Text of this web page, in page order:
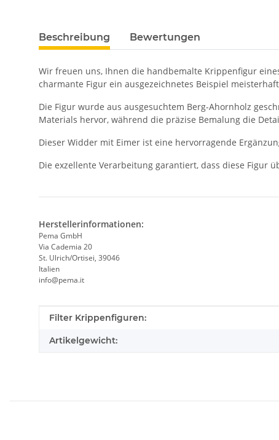
Beschreibung Bewertungen
Wir freuen uns, Ihnen die handbemalte Krippenfigur
charmante Figur ein ausgezeichnetes Beispiel
Die Figur wurde aus ausgesuchtem Berg-Ahornholz
Materials hervor, während die präzise Bemalung die
Dieser Widder mit Eimer ist eine hervorragende
Die exzellente Verarbeitung garantiert, dass diese Figur
Herstellerinformationen:
Pema GmbH
Via Cademia 20
St. Ulrich/Ortisei, 39046
Italien
info@pema.it
Produkteigenschaft
Wert
Filter Krippenfiguren:
Artikelgewicht: